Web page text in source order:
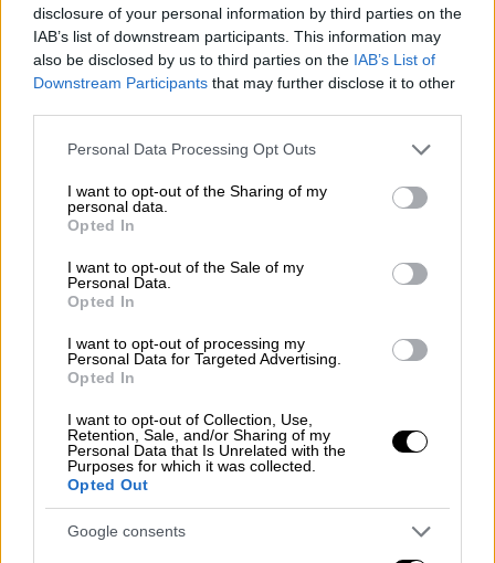
disclosure of your personal information by third parties on the
IAB’s list of downstream participants. This information may
also be disclosed by us to third parties on the IAB’s List of
Downstream Participants that may further disclose it to other
Please note that this website/app uses one or more Google
not limited to your visit or usage behaviour. You may click to
grant or deny consent to Google and its third-party tags to
use your data for below specified purposes in below Google
consent section.
Personal Data Processing Opt Outs
I want to opt-out of the Sharing of my
personal data.
Opted In
I want to opt-out of the Sale of my
Personal Data.
Opted In
I want to opt-out of processing my
Personal Data for Targeted Advertising.
Opted In
I want to opt-out of Collection, Use,
Retention, Sale, and/or Sharing of my
Personal Data that Is Unrelated with the
Purposes for which it was collected.
Opted Out
Google consents
Lifestyle|17.04.2025 20:00
«Θυσιάστηκε για ουρανοξύστες»:
Λουκέτο στο εστιατόριο της Μαρίας
Εκμεκτσίογλου μετά από 27 χρόνια
Οι δυσκολίες που αντιμετώπισε
Η γνωστή stand-up comedian
μίλησε για τη
διαδρομή της και το πείσμα που τη
χαρακτήριζε όταν συναντούσε εμπόδια στην
επαγγελματική της πορεία, τονίζοντας πως
έχει έρθει αντιμέτωπη με πολύ πιο
βιοποριστικό κομμάτι, ήταν κάτι που όπως
είπε, δεν την τρόμαζε.
Χαρακτηριστικά, η γνωστή stand-up
comedian δήλωσε για τον κακοποιητικό